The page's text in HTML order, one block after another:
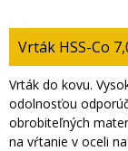
Vrták HSS-Co
Vrták do kovu.
odolnosťou
obrobiteľných
na vŕtanie v oceli